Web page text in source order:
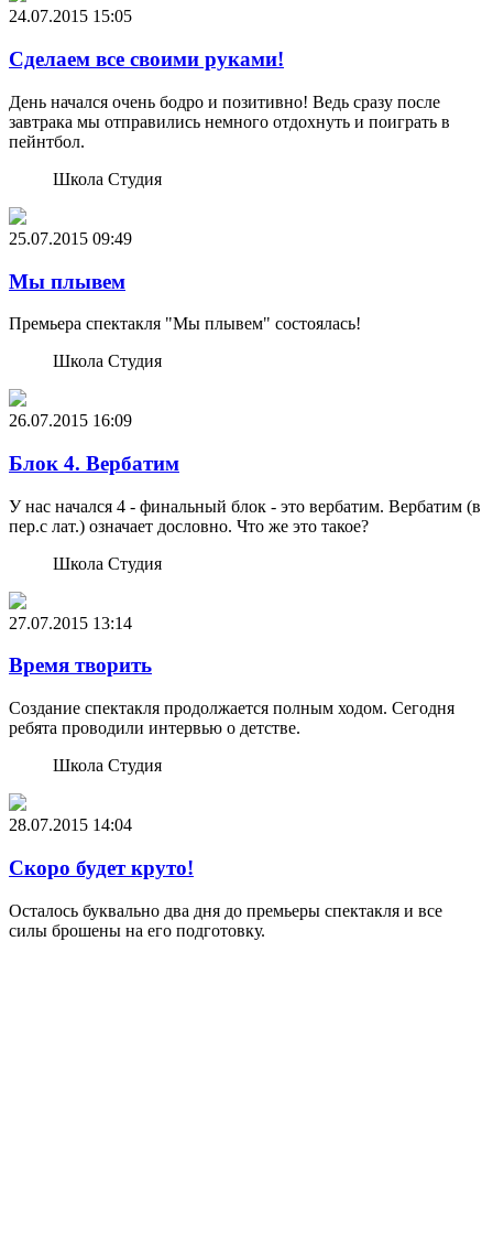
24.07.2015 15:05
Сделаем все своими руками!
День начался очень бодро и позитивно! Ведь сразу после
завтрака мы отправились немного отдохнуть и поиграть в
пейнтбол.
Школа Студия
25.07.2015 09:49
Мы плывем
Премьера спектакля "Мы плывем" состоялась!
Школа Студия
26.07.2015 16:09
Блок 4. Вербатим
У нас начался 4 - финальный блок - это вербатим. Вербатим (в
пер.с лат.) означает дословно. Что же это такое?
Школа Студия
27.07.2015 13:14
Время творить
Создание спектакля продолжается полным ходом. Сегодня
ребята проводили интервью о детстве.
Школа Студия
28.07.2015 14:04
Скоро будет круто!
Осталось буквально два дня до премьеры спектакля и все
силы брошены на его подготовку.